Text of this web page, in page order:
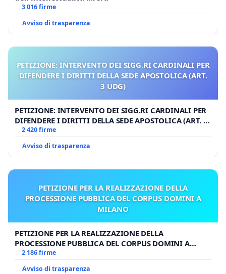
3 016 firme
Avviso di trasparenza
PETIZIONE: INTERVENTO DEI SIGG.RI CARDINALI PER
DIFENDERE I DIRITTI DELLA SEDE APOSTOLICA (ART.
3 UDG)
PETIZIONE: INTERVENTO DEI SIGG.RI CARDINALI PER
DIFENDERE I DIRITTI DELLA SEDE APOSTOLICA (ART. 3
UDG)
2 420 firme
Avviso di trasparenza
PETIZIONE PER LA REALIZZAZIONE DELLA
PROCESSIONE PUBBLICA DEL CORPUS DOMINI A
MILANO
PETIZIONE PER LA REALIZZAZIONE DELLA
PROCESSIONE PUBBLICA DEL CORPUS DOMINI A
MILANO
2 186 firme
Avviso di trasparenza